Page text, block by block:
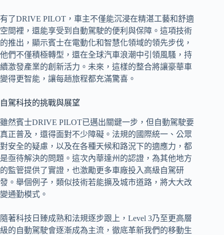
有了DRIVE PILOT，車主不僅能沉浸在精湛工藝和舒適
空間裡，還能享受到自動駕駛的便利與保障。這項技術
的推出，顯示賓士在電動化和智慧化領域的領先步伐，
他們不僅積極轉型，還在全球汽車浪潮中引領風騷，持
續激發產業的創新活力。未來，這樣的整合將讓豪華車
變得更智能，讓每趟旅程都充滿驚喜。
自駕科技的挑戰與展望
雖然賓士DRIVE PILOT已邁出關鍵一步，但自動駕駛要
真正普及，還得面對不少障礙。法規的國際統一、公眾
對安全的疑慮，以及在各種天候和路況下的適應力，都
是亟待解決的問題。這次內華達州的認證，為其他地方
的監管提供了實證，也激勵更多車廠投入高級自駕研
發。舉個例子，類似技術若能擴及城市道路，將大大改
變通勤模式。
隨著科技日臻成熟和法規逐步跟上，Level 3乃至更高層
級的自動駕駛會逐漸成為主流，徹底革新我們的移動生